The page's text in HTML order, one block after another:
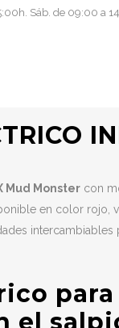
Sáb. de 09:00 a
Mud Monster con
en color rojo,
el